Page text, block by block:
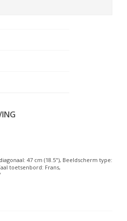
47 cm (18.5"), Beeldscherm type:
toetsenbord: Frans,